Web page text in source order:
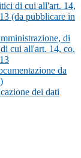
di cui all'art. 14,
(da pubblicare in
di
cui all'art. 14, co.
da
dei dati